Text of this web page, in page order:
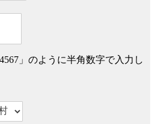
」のように半角数字で入力し